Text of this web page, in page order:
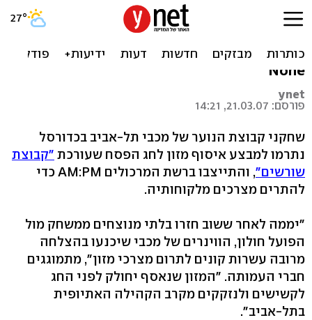
כדורסלני קבוצת הנוער של
מכבי ת"א מגייסים מזון
None
ynet
פורסם: 21.03.07, 14:21
שחקני קבוצת הנוער של מכבי תל-אביב בכדורסל
נתרמו למבצע איסוף מזון לחג הפסח שעורכת "קבוצת
שורשים"
, והתייצבו ברשת המרכולים AM:PM כדי
להתרים מצרכים מלקוחותיה.
"יממה לאחר ששוב חזרו בלתי מנוצחים ממשחק מול
הפועל חולון, הווינרים של מכבי שיכנעו בהצלחה
מרובה עשרות קונים לתרום מצרכי מזון", מתמוגגים
חברי העמותה. "המזון שנאסף יחולק לפני החג
לקשישים ולנזקקים מקרב הקהילה האתיופית
בתל-אביב".